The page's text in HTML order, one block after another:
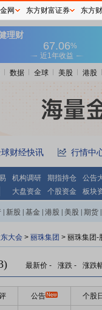
数据 全球 美股 港股
财经快讯 行情中
机构调研 期指持仓
公告
大盘资金 个股资金 板块
新股 基金 港股 美股 期货
大会 > 丽珠集团 > 丽珠集团-
最新价 - 涨跌 - 涨跌
公告 个股
网 东方财富证券 东方